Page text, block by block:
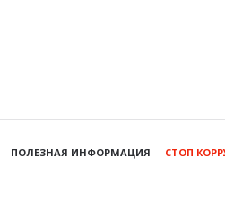
ПОЛЕЗНАЯ ИНФОРМАЦИЯ СТОП